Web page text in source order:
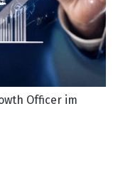
Officer im